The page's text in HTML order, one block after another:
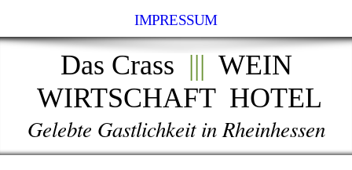
IMPRESSUM
Das Crass ||| WEIN
WIRTSCHAFT HOTEL
Gelebte Gastlichkeit in Rheinhessen